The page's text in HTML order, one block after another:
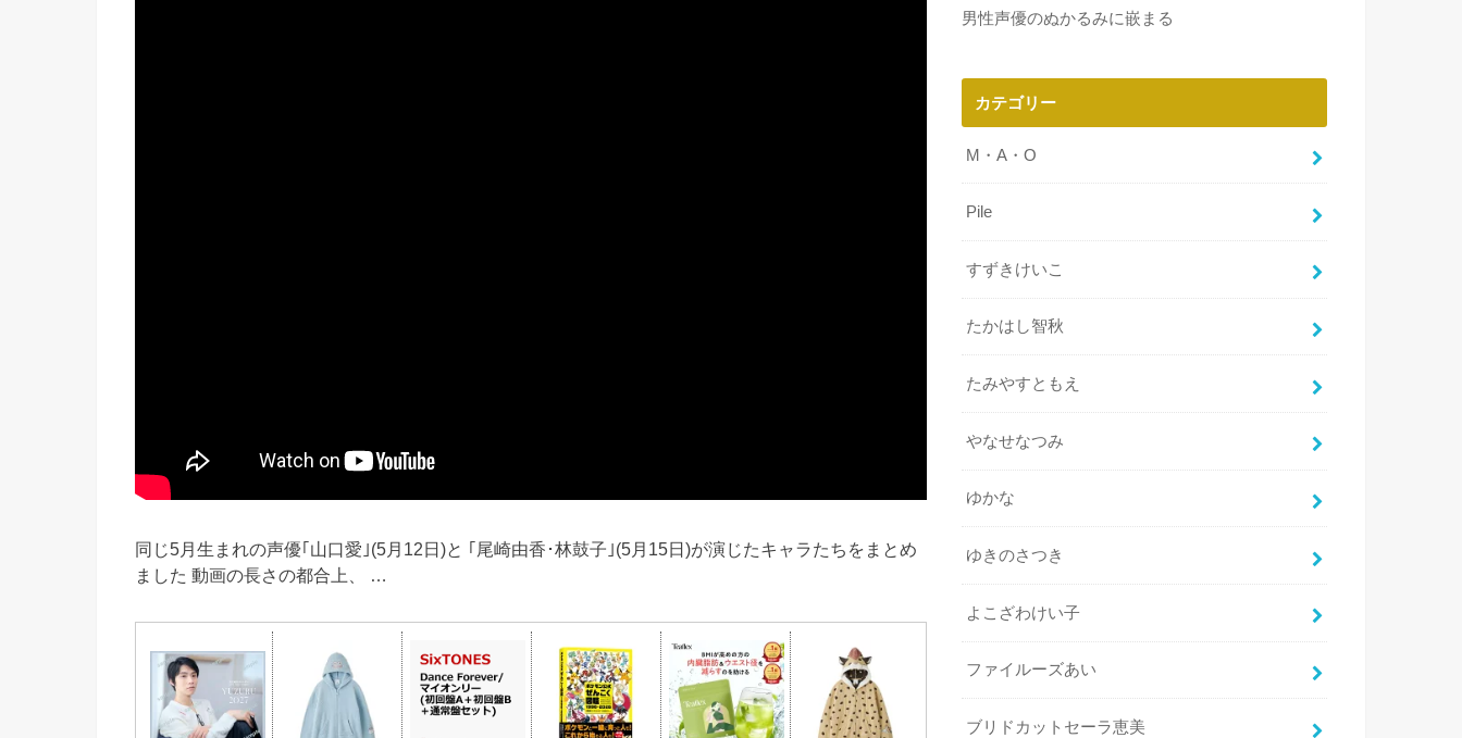
同じ5月生まれの声優｢山口愛｣(5月12日)と ｢尾崎由香･林鼓子｣(5月15日)が演じたキャラたちをまとめ
ました 動画の長さの都合上、 …
男性声優のぬかるみに嵌まる
カテゴリー
M・A・O
Pile
すずきけいこ
たかはし智秋
たみやすともえ
やなせなつみ
ゆかな
ゆきのさつき
よこざわけい子
ファイルーズあい
ブリドカットセーラ恵美